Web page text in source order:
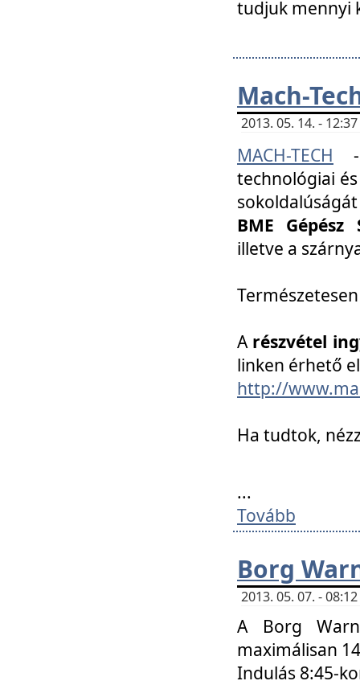
tudjuk mennyi
Mach-
2013. 05. 14. -
MACH-TECH
technológiai
BME
illetve a
A részvétel
linken érhető
http://
Ha tudtok,
...
Tovább
Borg
2013. 05. 07. -
A Borg
maximálisan
Indulás 8:45-